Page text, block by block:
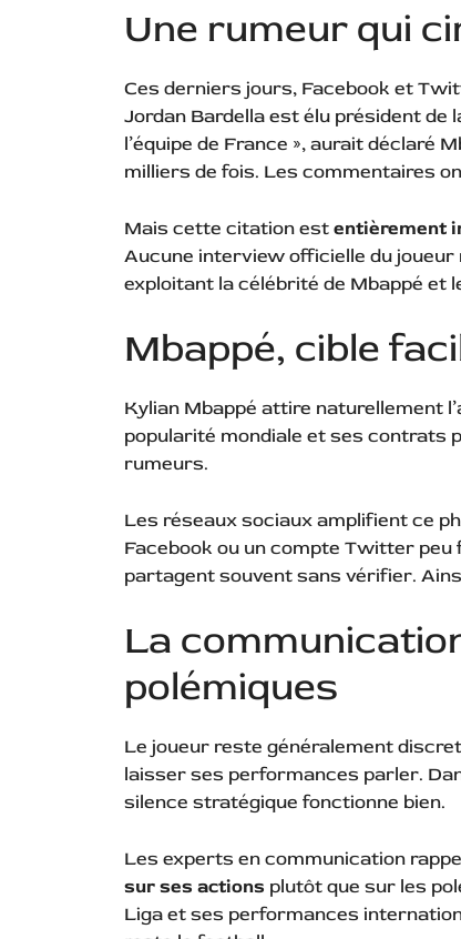
Une rumeur qui
Ces derniers jours, Facebook et
Jordan Bardella est élu président de
l’équipe de France », aurait déclaré
milliers de fois. Les commentaires
Mais cette citation estentièrement
Aucune interview officielle du joueur
exploitant la célébrité de Mbappé et
Mbappé, cible
Kylian Mbappé attire naturellement
popularité mondiale et ses contrats
rumeurs.
Les réseaux sociaux amplifient ce
Facebook ou un compte Twitter
partagent souvent sans vérifier.
La
polémiques
Le joueur reste généralement
laisser ses performances parler.
silence stratégique fonctionne bien.
Les experts en communication
sur ses actions plutôt que sur les
Liga et ses performances